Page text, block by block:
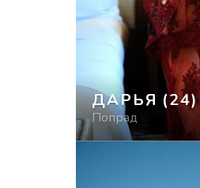
ДАРЬЯ (24)
Попрад